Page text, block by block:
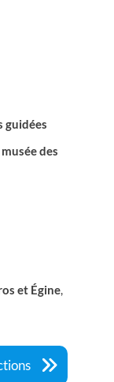
guidées
musée des
et Égine,